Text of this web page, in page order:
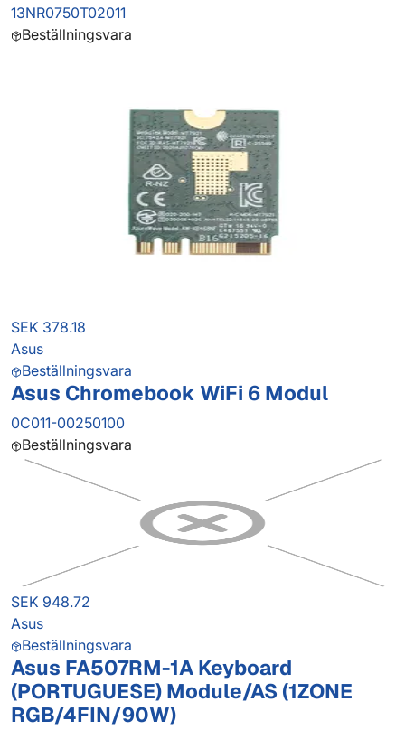
13NR0750T02011
Beställningsvara
SEK 378.18
Asus
Beställningsvara
Asus Chromebook WiFi 6 Modul
0C011-00250100
Beställningsvara
SEK 948.72
Asus
Beställningsvara
Asus FA507RM-1A Keyboard
(PORTUGUESE) Module/AS (1ZONE
RGB/4FIN/90W)